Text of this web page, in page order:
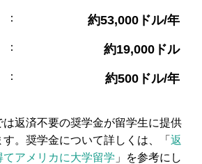
： 約53,000ドル/年
： 約19,000ドル
： 約500ドル/年
返済不要の奨学金が留学生に提供
す。奨学金について詳しくは、「返
アメリカに大学留学 」を参考にし